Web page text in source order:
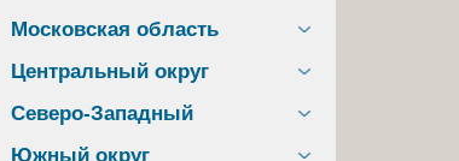
Московская область
Центральный округ
Северо-Западный
Южный округ